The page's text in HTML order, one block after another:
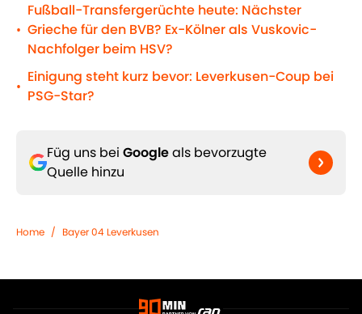
•
Fußball-Transfergerüchte heute: Nächster
Grieche für den BVB? Ex-Kölner als Vuskovic-
Nachfolger beim HSV?
•
Einigung steht kurz bevor: Leverkusen-Coup bei
PSG-Star?
Füg uns bei Googleals bevorzugte
Quelle hinzu
Home / Bayer 04 Leverkusen